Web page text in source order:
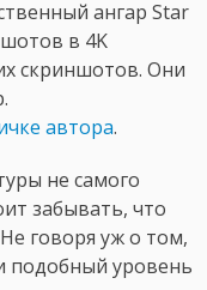
ангар Star
в 4K
скриншотов. Они
автора.
не самого
забывать, что
говоря уж о том,
подобный уровень